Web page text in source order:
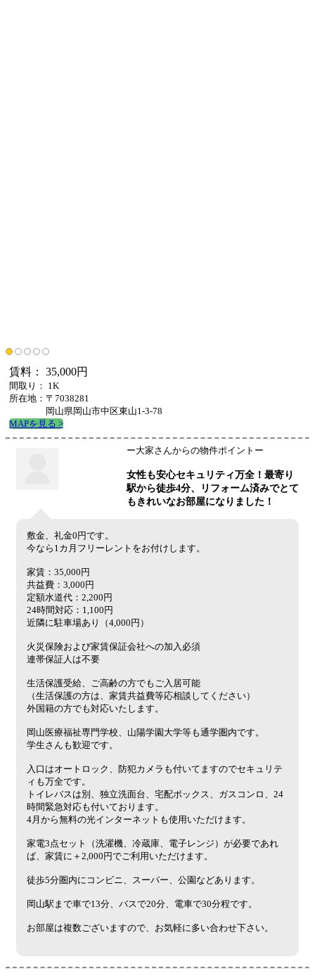
賃料： 35,000円
間取り： 1K
所在地：〒7038281
岡山県岡山市中区東山1-3-78
MAPを見る >
ー大家さんからの物件ポイントー
女性も安心セキュリティ万全！最寄り
駅から徒歩4分、リフォーム済みでとて
もきれいなお部屋になりました！
敷金、礼金0円です。
今なら1カ月フリーレントをお付けします。
家賃：35,000円
共益費：3,000円
定額水道代：2,200円
24時間対応：1,100円
近隣に駐車場あり（4,000円）
火災保険および家賃保証会社への加入必須
連帯保証人は不要
生活保護受給、ご高齢の方でもご入居可能
（生活保護の方は、家賃共益費等応相談してください）
外国籍の方でも対応いたします。
岡山医療福祉専門学校、山陽学園大学等も通学圏内です。
学生さんも歓迎です。
入口はオートロック、防犯カメラも付いてますのでセキュリテ
ィも万全です。
トイレバスは別、独立洗面台、宅配ボックス、ガスコンロ、24
時間緊急対応も付いております。
4月から無料の光インターネットも使用いただけます。
家電3点セット（洗濯機、冷蔵庫、電子レンジ）が必要であれ
ば、家賃に＋2,000円でご利用いただけます。
徒歩5分圏内にコンビニ、スーパー、公園などあります。
岡山駅まで車で13分、バスで20分、電車で30分程です。
お部屋は複数ございますので、お気軽に多い合わせ下さい。